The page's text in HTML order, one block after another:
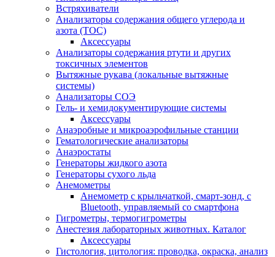
Встряхиватели
Анализаторы содержания общего углерода и
азота (ТОС)
Аксессуары
Анализаторы содержания ртути и других
токсичных элементов
Вытяжные рукава (локальные вытяжные
системы)
Анализаторы СОЭ
Гель- и хемидокументирующие системы
Аксессуары
Анаэробные и микроаэрофильные станции
Гематологические анализаторы
Анаэростаты
Генераторы жидкого азота
Генераторы сухого льда
Анемометры
Анемометр с крыльчаткой, смарт-зонд, с
Bluetooth, управляемый со смартфона
Гигрометры, термогигрометры
Анестезия лабораторных животных. Каталог
Аксессуары
Гистология, цитология: проводка, окраска, анализ